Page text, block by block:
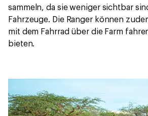
sammeln, da sie weniger sichtbar
Fahrzeuge. Die Ranger können
mit dem Fahrrad über die Farm
bieten.